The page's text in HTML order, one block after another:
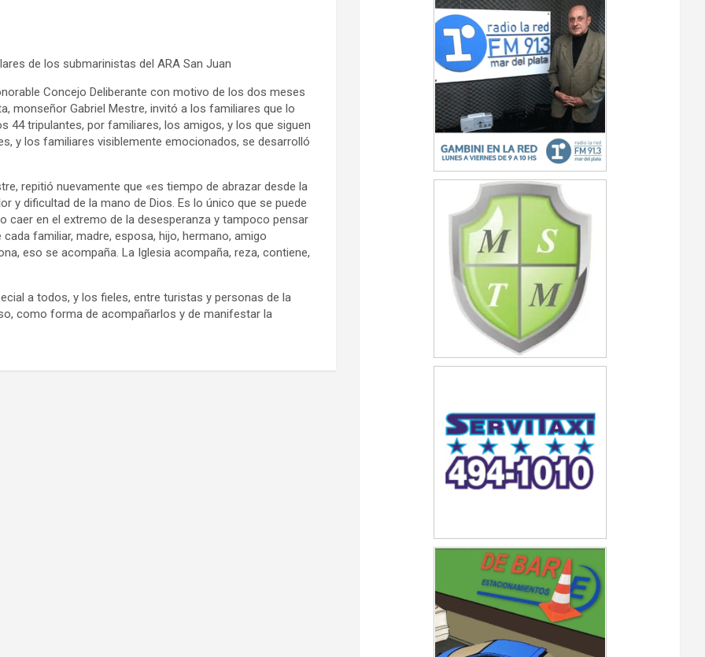
de los submarinistas del ARA San Juan
Concejo Deliberante con motivo de los dos meses
monseñor Gabriel Mestre, invitó a los familiares que lo
44 tripulantes, por familiares, los amigos, y los que siguen
y los familiares visiblemente emocionados, se desarrolló
repitió nuevamente que «es tiempo de abrazar desde la
y dificultad de la mano de Dios. Es lo único que se puede
caer en el extremo de la desesperanza y tampoco pensar
familiar, madre, esposa, hijo, hermano, amigo
eso se acompaña. La Iglesia acompaña, reza, contiene,
a todos, y los fieles, entre turistas y personas de la
como forma de acompañarlos y de manifestar la